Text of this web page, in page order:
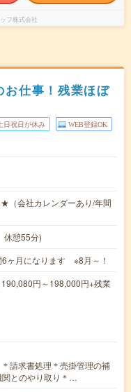
フ株式会社
お仕事！残業ほぼ
日祝日が休み WEB登録OK
（会社カレンダーあり/年間
憩55分)
ヶ月になります ※8月～！
円～198,000円+残業
請求書処理＊売掛管理の補
関とのやり取り＊…